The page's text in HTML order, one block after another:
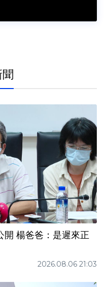
開 楊爸爸：是遲來正
2026.08.06 21:03